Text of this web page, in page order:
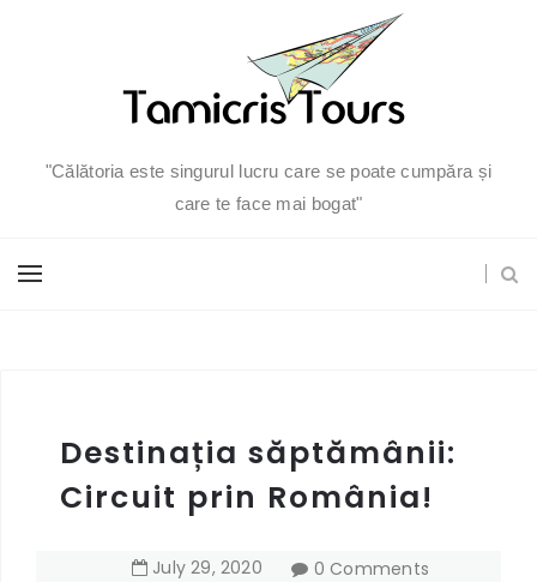
"Călătoria este singurul lucru care se poate cumpăra și
care te face mai bogat"
Destinația săptămânii:
Circuit prin România!
July 29,2020 0 Comments